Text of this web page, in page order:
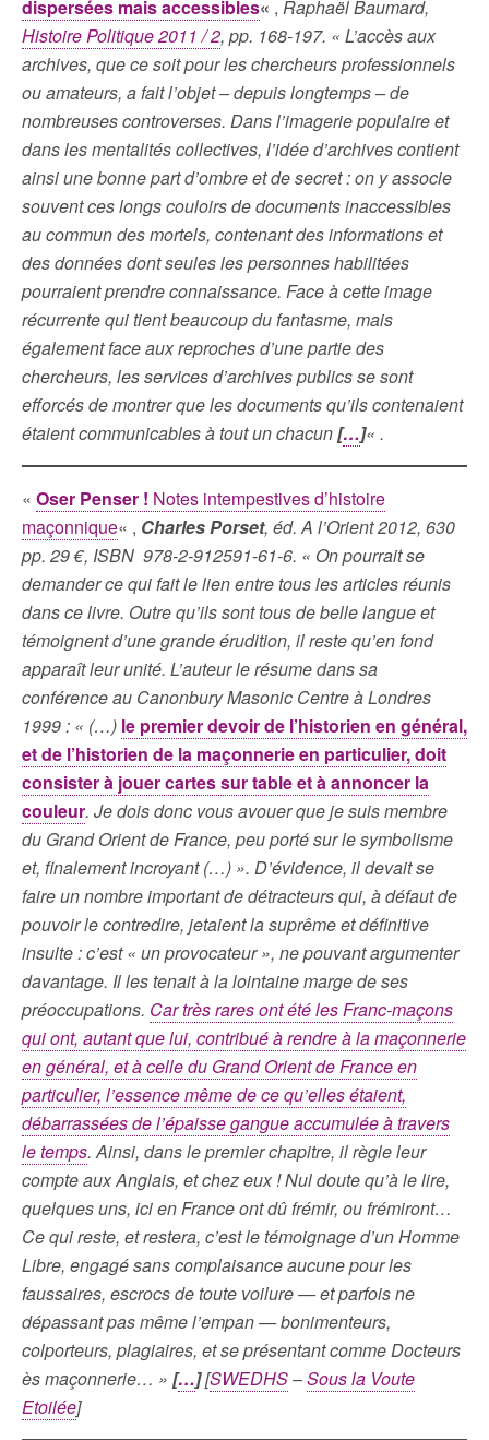
dispersées mais accessibles« , Raphaël Baumard,
Histoire Politique 2011 / 2, pp. 168-197. « L’accès aux
archives, que ce soit pour les chercheurs professionnels
ou amateurs, a fait l’objet – depuis longtemps – de
nombreuses controverses. Dans l’imagerie populaire et
dans les mentalités collectives, l’idée d’archives contient
ainsi une bonne part d’ombre et de secret : on y associe
souvent ces longs couloirs de documents inaccessibles
au commun des mortels, contenant des informations et
des données dont seules les personnes habilitées
pourraient prendre connaissance. Face à cette image
récurrente qui tient beaucoup du fantasme, mais
également face aux reproches d’une partie des
chercheurs, les services d’archives publics se sont
efforcés de montrer que les documents qu’ils contenaient
étaient communicables à tout un chacun[…]« .
« Oser Penser ! Notes intempestives d’histoire
maçonnique« , Charles Porset, éd. A l’Orient 2012, 630
pp. 29 €, ISBN 978-2-912591-61-6. « On pourrait se
demander ce qui fait le lien entre tous les articles réunis
dans ce livre. Outre qu’ils sont tous de belle langue et
témoignent d’une grande érudition, il reste qu’en fond
apparaît leur unité. L’auteur le résume dans sa
conférence au Canonbury Masonic Centre à Londres
1999 : « (…) le premier devoir de l’historien en général,
et de l’historien de la maçonnerie en particulier, doit
consister à jouer cartes sur table et à annoncer la
couleur. Je dois donc vous avouer que je suis membre
du Grand Orient de France, peu porté sur le symbolisme
et, finalement incroyant (…) ». D’évidence, il devait se
faire un nombre important de détracteurs qui, à défaut de
pouvoir le contredire, jetaient la suprême et définitive
insulte : c’est « un provocateur », ne pouvant argumenter
davantage. Il les tenait à la lointaine marge de ses
préoccupations. Car très rares ont été les Franc-maçons
qui ont, autant que lui, contribué à rendre à la maçonnerie
en général, et à celle du Grand Orient de France en
particulier, l’essence même de ce qu’elles étaient,
débarrassées de l’épaisse gangue accumulée à travers
le temps. Ainsi, dans le premier chapitre, il règle leur
compte aux Anglais, et chez eux ! Nul doute qu’à le lire,
quelques uns, ici en France ont dû frémir, ou frémiront…
Ce qui reste, et restera, c’est le témoignage d’un Homme
Libre, engagé sans complaisance aucune pour les
faussaires, escrocs de toute voilure — et parfois ne
dépassant pas même l’empan — bonimenteurs,
colporteurs, plagiaires, et se présentant comme Docteurs
ès maçonnerie… » […][SWEDHS–Sous la Voute
Etoilée]